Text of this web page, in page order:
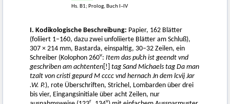
Hs. B1; Prolog, Buch I–IV
I. Kodikologische Beschreibung: Papier, 162 Blätter
(foliiert 1–160, dazu zwei unfoliierte Blätter am Schluß),
307 × 214 mm, Bastarda, einspaltig, 30–32 Zeilen, ein
Schreiber (Kolophon 260v: Item das puͦch ist geendt vnd
geschriben am achtenten [!] tag Sand Michaels tag Da man
tzalt von cristi gepurd M cccc vnd hernach Jn dem lcvij Jar
.W. P.), rote Überschriften, Strichel, Lombarden über drei
bis vier, Eingangsinitiale über acht Zeilen, nur
r v